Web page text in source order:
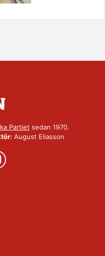
Partiet sedan 1970.
August Eliasson